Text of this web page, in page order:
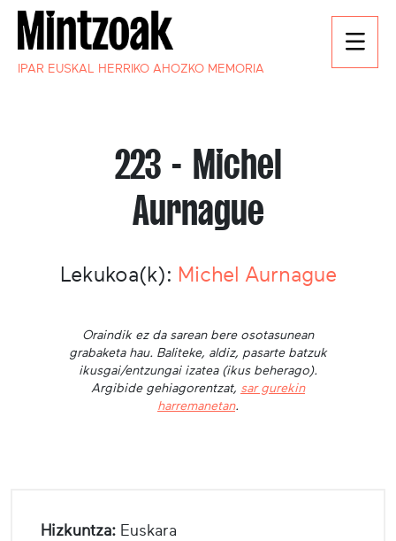
IPAR EUSKAL HERRIKO AHOZKO MEMORIA
223 - Michel
Aurnague
Lekukoa(k): Michel Aurnague
Oraindik ez da sarean bere osotasunean
grabaketa hau. Baliteke, aldiz, pasarte batzuk
ikusgai/entzungai izatea (ikus beherago).
Argibide gehiagorentzat, sar gurekin
harremanetan.
Hizkuntza: Euskara